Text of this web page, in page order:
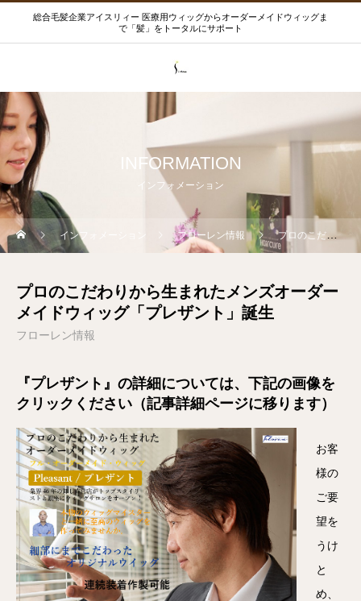
総合毛髪企業アイスリィー 医療用ウィッグからオーダーメイドウィッグま
で「髪」をトータルにサポート
INFORMATION
インフォメーション
インフォメーション フローレン情報 プロのこだわりから生まれたメンズオーダーメイドウィッグ「プレザント」誕生
プロのこだわりから生まれたメンズオーダー
メイドウィッグ「プレザント」誕生
フローレン情報
『プレザント 』の詳細については、下記の画像を
クリックください（記事詳細ページに移ります）
お客
様の
ご要
望を
うけ
と
め、